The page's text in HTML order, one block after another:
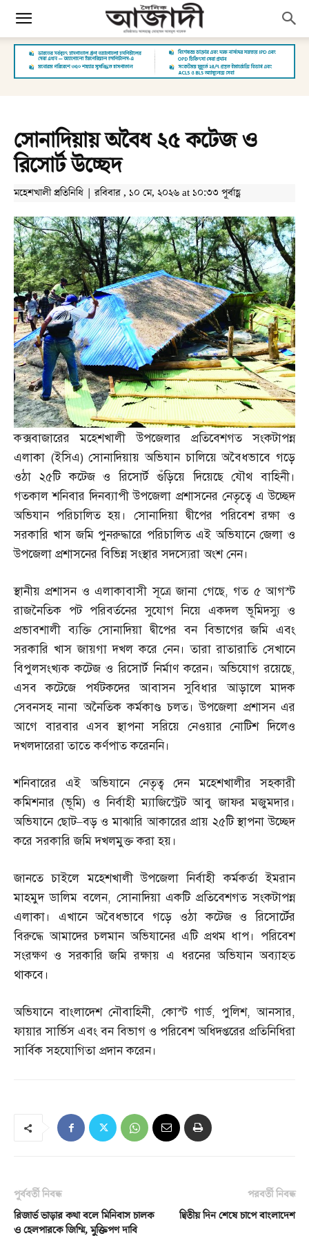
সোনাদিয়ায় অবৈধ ২৫ কটেজ ও
রিসোর্ট উচ্ছেদ
মহেশখালী প্রতিনিধি | রবিবার , ১০ মে, ২০২৬ at ১০:৩৩ পূর্বাহ্ণ
কক্সবাজারের মহেশখালী উপজেলার প্রতিবেশগত সংকটাপন্ন
এলাকা (ইসিএ)সোনাদিয়ায় অভিযান চালিয়ে অবৈধভাবে গড়ে
ওঠা ২৫টি কটেজ ও রিসোর্ট গুঁড়িয়ে দিয়েছে যৌথ বাহিনী।
গতকাল শনিবার দিনব্যাপী উপজেলা প্রশাসনের নেতৃত্বে এ উচ্ছেদ
অভিযান পরিচালিত হয়। সোনাদিয়া দ্বীপের পরিবেশ রক্ষা ও
সরকারি খাস জমি পুনরুদ্ধারে পরিচালিত এই অভিযানে জেলা ও
উপজেলা প্রশাসনের বিভিন্ন সংস্থার সদস্যেরা অংশ নেন।
স্থানীয় প্রশাসন ও এলাকাবাসী সূত্রে জানা গেছে,গত ৫ আগস্ট
রাজনৈতিক পট পরিবর্তনের সুযোগ নিয়ে একদল ভূমিদস্যু ও
প্রভাবশালী ব্যক্তি সোনাদিয়া দ্বীপের বন বিভাগের জমি এবং
সরকারি খাস জায়গা দখল করে নেন। তারা রাতারাতি সেখানে
বিপুলসংখ্যক কটেজ ও রিসোর্ট নির্মাণ করেন। অভিযোগ রয়েছে,
এসব কটেজে পর্যটকদের আবাসন সুবিধার আড়ালে মাদক
সেবনসহ নানা অনৈতিক কর্মকাণ্ড চলত। উপজেলা প্রশাসন এর
আগে বারবার এসব স্থাপনা সরিয়ে নেওয়ার নোটিশ দিলেও
দখলদারেরা তাতে কর্ণপাত করেননি।
শনিবারের এই অভিযানে নেতৃত্ব দেন মহেশখালীর সহকারী
কমিশনার (ভূমি) ও নির্বাহী ম্যাজিস্ট্রেট আবু জাফর মজুমদার।
অভিযানে ছোট–বড় ও মাঝারি আকারের প্রায় ২৫টি স্থাপনা উচ্ছেদ
করে সরকারি জমি দখলমুক্ত করা হয়।
জানতে চাইলে মহেশখালী উপজেলা নির্বাহী কর্মকর্তা ইমরান
মাহমুদ ডালিম বলেন, সোনাদিয়া একটি প্রতিবেশগত সংকটাপন্ন
এলাকা। এখানে অবৈধভাবে গড়ে ওঠা কটেজ ও রিসোর্টের
বিরুদ্ধে আমাদের চলমান অভিযানের এটি প্রথম ধাপ। পরিবেশ
সংরক্ষণ ও সরকারি জমি রক্ষায় এ ধরনের অভিযান অব্যাহত
থাকবে।
অভিযানে বাংলাদেশ নৌবাহিনী, কোস্ট গার্ড, পুলিশ,আনসার,
ফায়ার সার্ভিস এবং বন বিভাগ ও পরিবেশ অধিদপ্তরের প্রতিনিধিরা
সার্বিক সহযোগিতা প্রদান করেন।
পূর্ববর্তী নিবন্ধ
রিজার্ভ ভাড়ার কথা বলে মিনিবাস চালক
ও হেলপারকে জিম্মি, মুক্তিপণ দাবি
পরবর্তী নিবন্ধ
দ্বিতীয় দিন শেষে চাপে বাংলাদেশ